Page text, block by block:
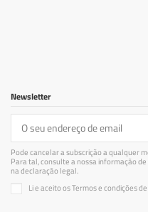
Newsletter
Pode cancelar a subscrição a qualquer
Para tal, consulte a nossa informação
na declaração legal.
Li e aceito os Termos e condições